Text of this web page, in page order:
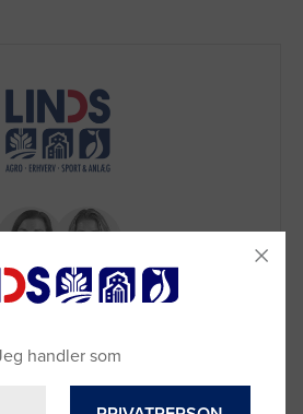
for hjælp?
til os på 9992 0233
handler som